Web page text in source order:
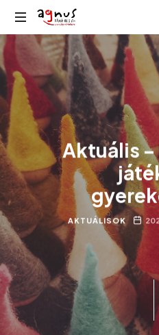
Agnus
Rádió
Kolozsvár
közösségi
rádiója
Aktuális
AKTUÁLISOK